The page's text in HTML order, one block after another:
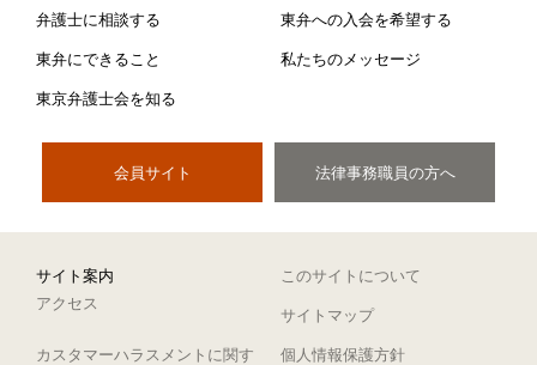
弁護士に相談する 東弁への入会を希望する
東弁にできること 私たちのメッセージ
東京弁護士会を知る
会員サイト 法律事務職員の方へ
サイト案内
このサイトについて
アクセス
サイトマップ
カスタマーハラスメントに関す
個人情報保護方針